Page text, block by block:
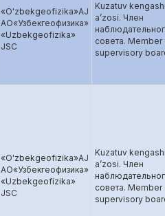
«O'zbekgeofizika»AJ
AO«Узбекгеофизика»
«Uzbekgeofizika»
JSC
Kuzatuv
a’zosi. Член
совета. Member
supervisory
«O'zbekgeofizika»AJ
AO«Узбекгеофизика»
«Uzbekgeofizika»
JSC
Kuzatuv
a’zosi. Член
совета. Member
supervisory